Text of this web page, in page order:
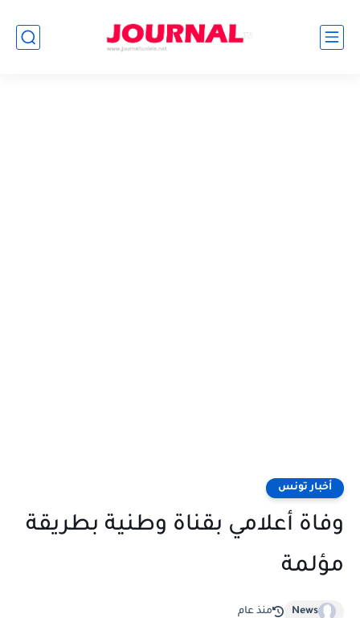
أخبار تونس
وفاة أعلامي بقناة وطنية بطريقة
مؤلمة
News منذ عام